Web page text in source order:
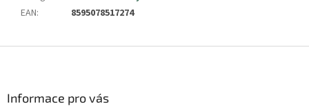
EAN: 8595078517274
Informace pro vás